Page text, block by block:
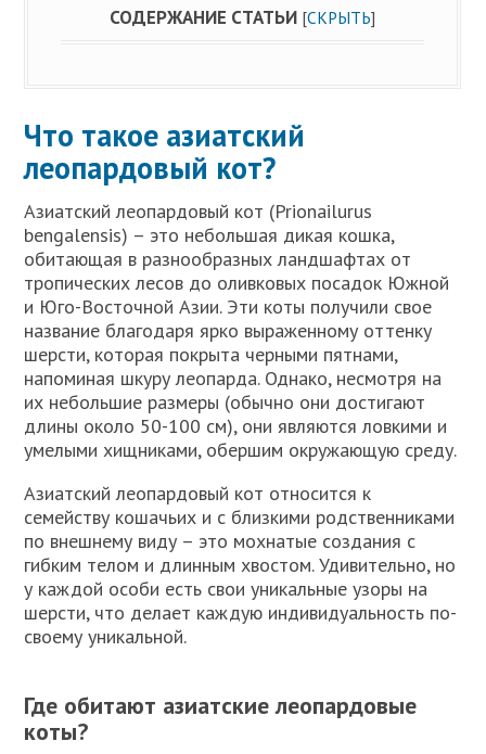
СОДЕРЖАНИЕ СТАТЬИ [СКРЫТЬ]
Что такое азиатский
леопардовый кот?
Азиатский леопардовый кот (Prionailurus
bengalensis) – это небольшая дикая кошка,
обитающая в разнообразных ландшафтах от
тропических лесов до оливковых посадок Южной
и Юго-Восточной Азии. Эти коты получили свое
название благодаря ярко выраженному оттенку
шерсти, которая покрыта черными пятнами,
напоминая шкуру леопарда. Однако, несмотря на
их небольшие размеры (обычно они достигают
длины около 50-100 см), они являются ловкими и
умелыми хищниками, обершим окружающую среду.
Азиатский леопардовый кот относится к
семейству кошачьих и с близкими родственниками
по внешнему виду – это мохнатые создания с
гибким телом и длинным хвостом. Удивительно, но
у каждой особи есть свои уникальные узоры на
шерсти, что делает каждую индивидуальность по-
своему уникальной.
Где обитают азиатские леопардовые
коты?